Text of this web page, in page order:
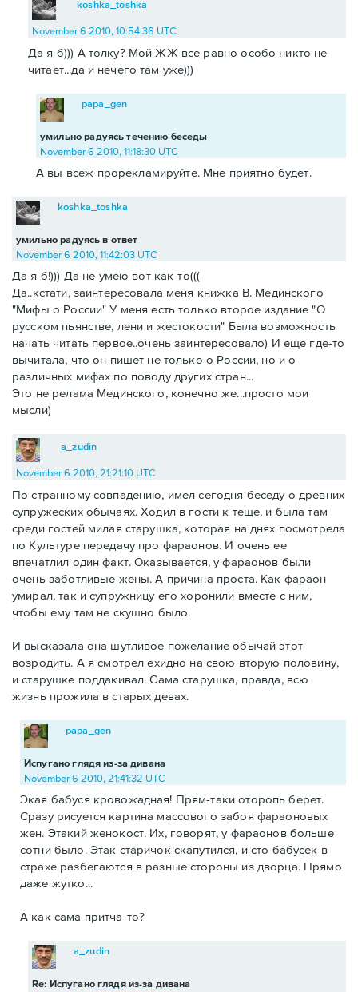
koshka_toshka
November 6 2010, 10:54:36 UTC
Да я б))) А толку? Мой ЖЖ все равно особо никто не
читает...да и нечего там уже)))
умильно радуясь течению беседы
papa_gen
November 6 2010, 11:18:30 UTC
А вы всеж прорекламируйте. Мне приятно будет.
умильно радуясь в ответ
koshka_toshka
November 6 2010, 11:42:03 UTC
Да я б!))) Да не умею вот как-то(((
Да..кстати, заинтересовала меня книжка В. Мединского
"Мифы о России" У меня есть только второе издание "О
русском пьянстве, лени и жестокости" Была возможность
начать читать первое..очень заинтересовало) И еще где-то
вычитала, что он пишет не только о России, но и о
различных мифах по поводу других стран...
Это не релама Мединского, конечно же...просто мои
мысли)
a_zudin
November 6 2010, 21:21:10 UTC
По странному совпадению, имел сегодня беседу о древних
супружеских обычаях. Ходил в гости к теще, и была там
среди гостей милая старушка, которая на днях посмотрела
по Культуре передачу про фараонов. И очень ее
впечатлил один факт. Оказывается, у фараонов были
очень заботливые жены. А причина проста. Как фараон
умирал, так и супружницу его хоронили вместе с ним,
чтобы ему там не скушно было.
И высказала она шутливое пожелание обычай этот
возродить. А я смотрел ехидно на свою вторую половину,
и старушке поддакивал. Сама старушка, правда, всю
жизнь прожила в старых девах.
Испугано глядя из-за дивана
papa_gen
November 6 2010, 21:41:32 UTC
Экая бабуся кровожадная! Прям-таки оторопь берет.
Сразу рисуется картина массового забоя фараоновых
жен. Этакий женокост. Их, говорят, у фараонов больше
сотни было. Этак старичок скапутился, и сто бабусек в
страхе разбегаются в разные стороны из дворца. Прямо
даже жутко...
А как сама притча-то?
Re: Испугано глядя из-за дивана
a_zudin